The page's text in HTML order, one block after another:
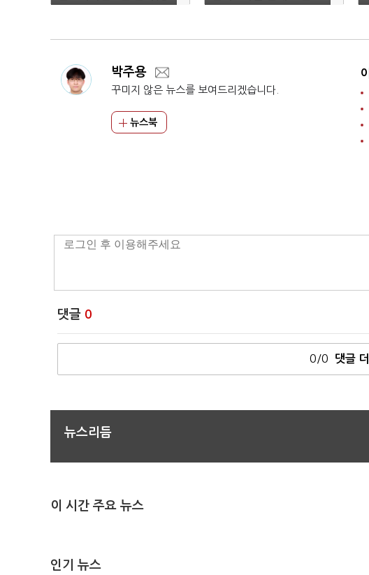
보)
재개(종합)
박주용
꾸미지 않은 뉴스를 보여드리겠습니다.
뉴스북
댓글 0
0/0 댓글 더
뉴스리듬
이 시간 주요 뉴스
인기 뉴스